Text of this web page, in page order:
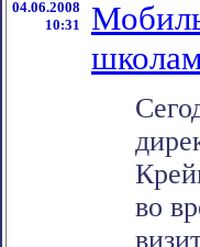
04.06.2008
10:31
во